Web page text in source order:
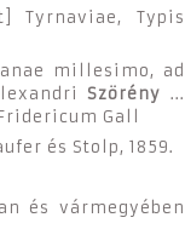
Tyrnaviae, Typis
millesimo, ad
Szörény ...
Gall
és Stolp, 1859.
és vármegyében